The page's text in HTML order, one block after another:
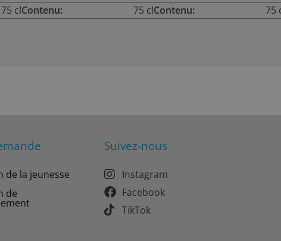
75 clContenu: 75 clContenu: 75
de la jeunesse
de
Suivez-nous
Instagram
Facebook
TikTok